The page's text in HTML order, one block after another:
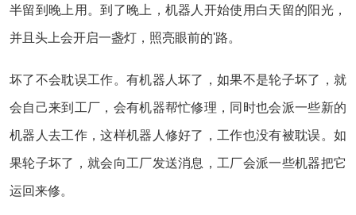
半留到晚上用。到了晚上，机器人开始使用白天留的阳光，
并且头上会开启一盏灯，照亮眼前的'路。
坏了不会耽误工作。有机器人坏了，如果不是轮子坏了，就
会自己来到工厂，会有机器帮忙修理，同时也会派一些新的
机器人去工作，这样机器人修好了，工作也没有被耽误。如
果轮子坏了，就会向工厂发送消息，工厂会派一些机器把它
运回来修。